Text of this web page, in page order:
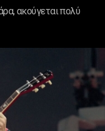
ακούγεται πολύ